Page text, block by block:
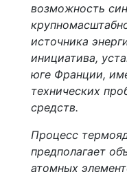
возможность
источника
инициатива,
юге Франции,
технических
средств.
Процесс
предполагает
атомных